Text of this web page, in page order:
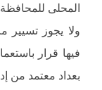
المحلى للمحافظة
ولا یجوز تسییر
فیھا قرار
بعداد معتمد من